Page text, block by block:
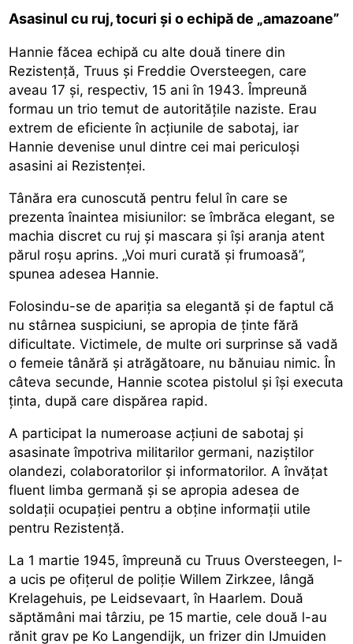
Asasinul cu ruj, tocuri și o echipă de „amazoane”
Hannie făcea echipă cu alte două tinere din
Rezistență, Truus și Freddie Oversteegen, care
aveau 17 și, respectiv, 15 ani în 1943. Împreună
formau un trio temut de autoritățile naziste. Erau
extrem de eficiente în acțiunile de sabotaj, iar
Hannie devenise unul dintre cei mai periculoși
asasini ai Rezistenței.
Tânăra era cunoscută pentru felul în care se
prezenta înaintea misiunilor: se îmbrăca elegant, se
machia discret cu ruj și mascara și își aranja atent
părul roșu aprins. „Voi muri curată și frumoasă”,
spunea adesea Hannie.
Folosindu-se de apariția sa elegantă și de faptul că
nu stârnea suspiciuni, se apropia de ținte fără
dificultate. Victimele, de multe ori surprinse să vadă
o femeie tânără și atrăgătoare, nu bănuiau nimic. În
câteva secunde, Hannie scotea pistolul și își executa
ținta, după care dispărea rapid.
A participat la numeroase acțiuni de sabotaj și
asasinate împotriva militarilor germani, naziștilor
olandezi, colaboratorilor și informatorilor. A învățat
fluent limba germană și se apropia adesea de
soldații ocupației pentru a obține informații utile
pentru Rezistență.
La 1 martie 1945, împreună cu Truus Oversteegen, l-
a ucis pe ofițerul de poliție Willem Zirkzee, lângă
Krelagehuis, pe Leidsevaart, în Haarlem. Două
săptămâni mai târziu, pe 15 martie, cele două l-au
rănit grav pe Ko Langendijk, un frizer din IJmuiden